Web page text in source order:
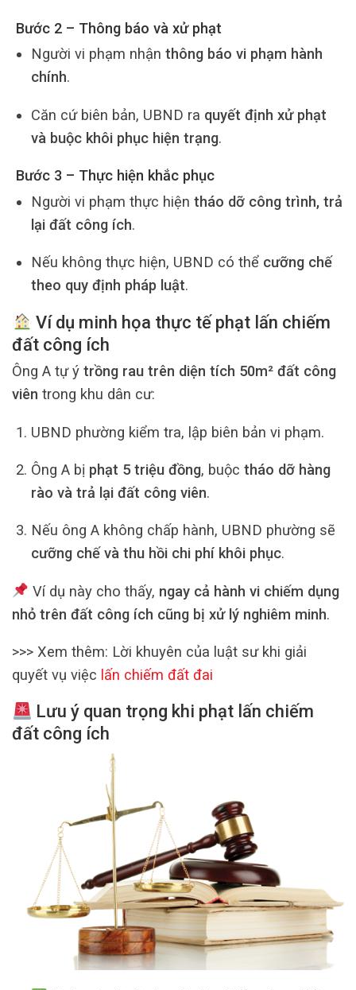
Bước 2 – Thông báo và xử phạt
Người vi phạm nhận thông báo vi phạm hành
chính.
Căn cứ biên bản, UBND ra quyết định xử phạt
và buộc khôi phục hiện trạng.
Bước 3 – Thực hiện khắc phục
Người vi phạm thực hiện tháo dỡ công trình, trả
lại đất công ích.
Nếu không thực hiện, UBND có thể cưỡng chế
theo quy định pháp luật.
Ví dụ minh họa thực tế phạt lấn chiếm
đất công ích
Ông A tự ý trồng rau trên diện tích 50m² đất công
viên trong khu dân cư:
UBND phường kiểm tra, lập biên bản vi phạm.
Ông A bị phạt 5 triệu đồng, buộc tháo dỡ hàng
rào và trả lại đất công viên.
Nếu ông A không chấp hành, UBND phường sẽ
cưỡng chế và thu hồi chi phí khôi phục.
Ví dụ này cho thấy, ngay cả hành vi chiếm dụng
nhỏ trên đất công ích cũng bị xử lý nghiêm minh.
>>> Xem thêm: Lời khuyên của luật sư khi giải
quyết vụ việc lấn chiếm đất đai
Lưu ý quan trọng khi phạt lấn chiếm
đất công ích